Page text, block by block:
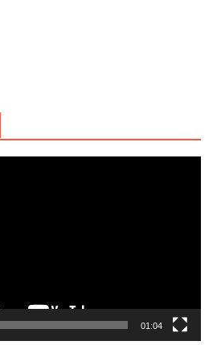
01:04